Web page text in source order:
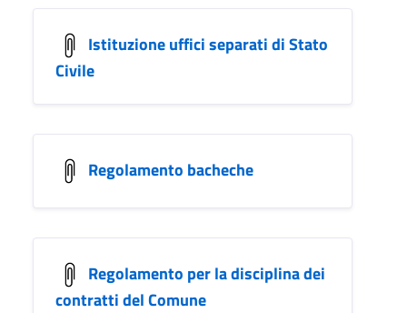
Istituzione uffici separati di Stato
Civile
Regolamento bacheche
Regolamento per la disciplina dei
contratti del Comune